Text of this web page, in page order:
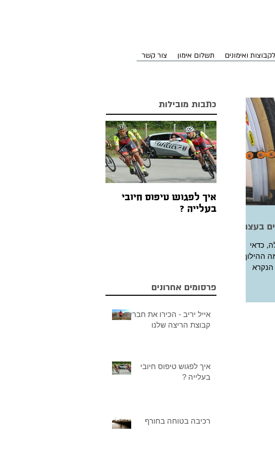
ואימונים תשלום אימון צור קשר
כתבות מובילות
איך לפגוש טיפוס חיובי
בעלייה ?
פרסומים אחרונים
אייל יריב - הכירו את חברי
קבוצת הריצה שלנו
איך לפגוש טיפוס חיובי
בעלייה ?
רכיבה בטוחה בחורף
בעצם?
כדאי
ההילוך
הנקרא